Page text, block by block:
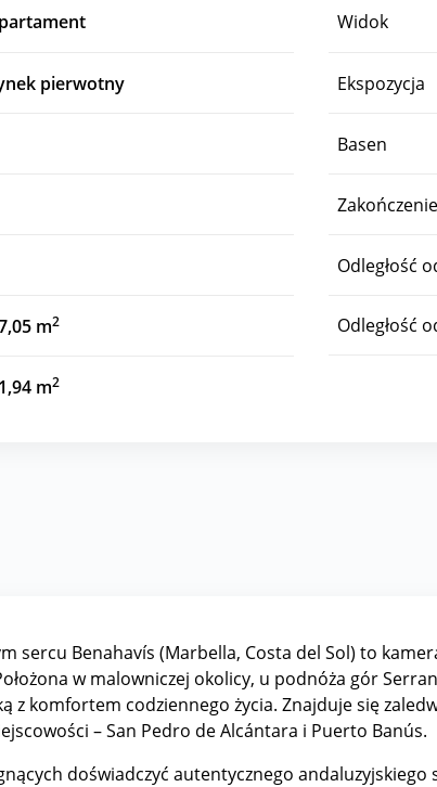
pierwotny
m2
m2
Widok
Ekspozycja
Basen
Odległość
Odległość
sercu Benahavís (Marbella, Costa del Sol) to
w malowniczej okolicy, u podnóża gór
komfortem codziennego życia. Znajduje się
– San Pedro de Alcántara i Puerto Banús.
doświadczyć autentycznego